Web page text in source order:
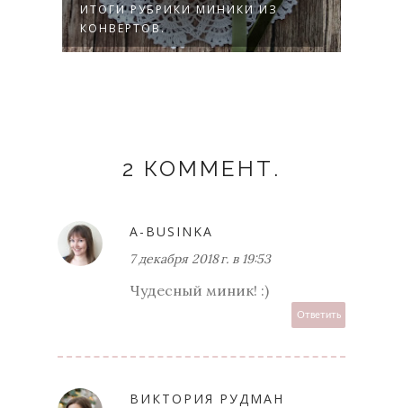
ИТОГИ РУБРИКИ МИНИКИ ИЗ
КОНВЕРТОВ.
2 КОММЕНТ.
A-BUSINKA
7 декабря 2018 г. в 19:53
Чудесный миник! :)
Ответить
ВИКТОРИЯ РУДМАН